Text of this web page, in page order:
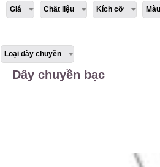
Giá Chất liệu Kích cỡ
Loại dây chuyền
Dây chuyền bạc